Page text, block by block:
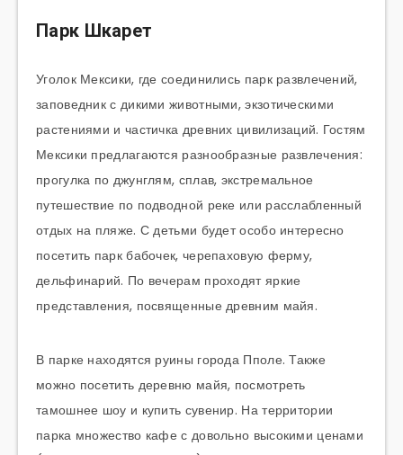
Парк Шкарет
Уголок Мексики, где соединились парк развлечений,
заповедник с дикими животными, экзотическими
растениями и частичка древних цивилизаций. Гостям
Мексики предлагаются разнообразные развлечения:
прогулка по джунглям, сплав, экстремальное
путешествие по подводной реке или расслабленный
отдых на пляже. С детьми будет особо интересно
посетить парк бабочек, черепаховую ферму,
дельфинарий. По вечерам проходят яркие
представления, посвященные древним майя.
В парке находятся руины города Пполе. Также
можно посетить деревню майя, посмотреть
тамошнее шоу и купить сувенир. На территории
парка множество кафе с довольно высокими ценами